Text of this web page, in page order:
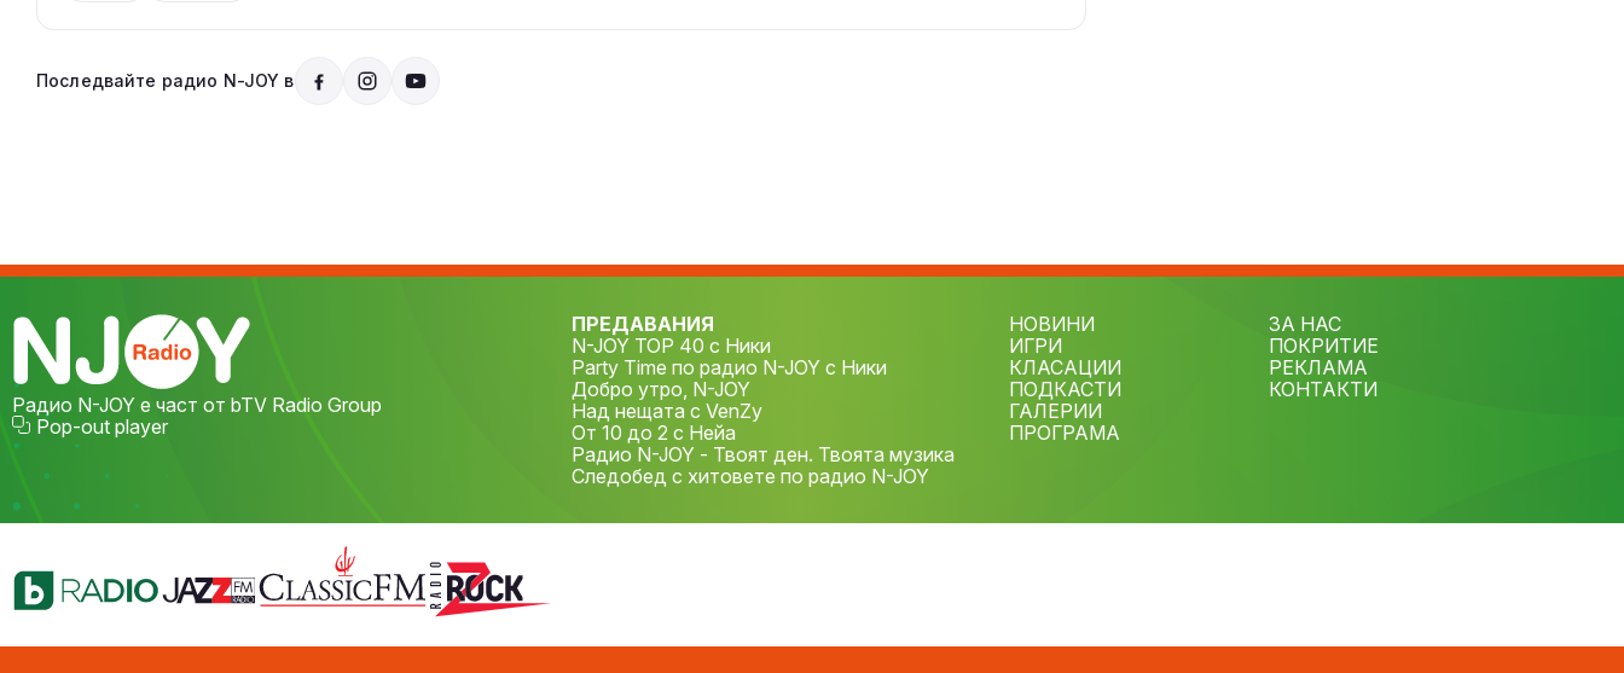
Последвайте радио N-JOY в
Радио N-JOY е част от bTV Radio Group
Pop-out player
ПРЕДАВАНИЯ
N-JOY TOP 40 с Ники
Party Time по радио N-JOY с Ники
Добро утро, N-JOY
Над нещата с VenZy
От 10 до 2 с Нейа
Радио N-JOY - Твоят ден. Твоята музика
Следобед с хитовете по радио N-JOY
НОВИНИ
ИГРИ
КЛАСАЦИИ
ПОДКАСТИ
ГАЛЕРИИ
ПРОГРАМА
ЗА НАС
ПОКРИТИЕ
РЕКЛАМА
КОНТАКТИ